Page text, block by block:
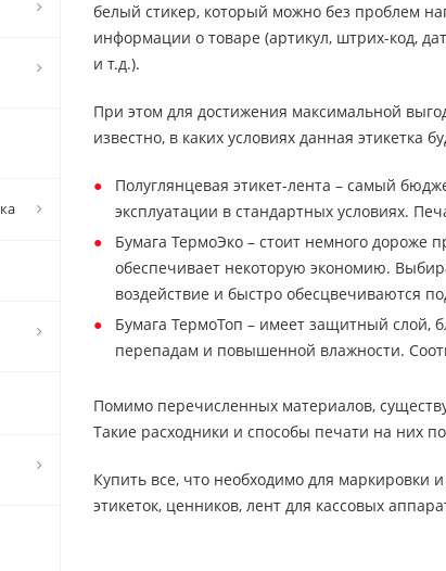
белый стикер, который можно без проблем
информации о товаре (артикул, штрих-код,
и т.д.).
При этом для достижения максимальной
известно, в каких условиях данная этикетка
Полуглянцевая этикет-лента – самый
эксплуатации в стандартных условиях.
Бумага ТермоЭко – стоит немного дороже
обеспечивает некоторую экономию.
воздействие и быстро обесцвечиваются
Бумага ТермоТоп – имеет защитный слой,
перепадам и повышенной влажности.
Помимо перечисленных материалов,
Такие расходники и способы печати на них
Купить все, что необходимо для маркировки
этикеток, ценников, лент для кассовых